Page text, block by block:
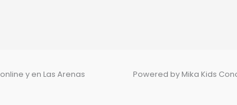
y en Las Arenas
Powered by Mika Kids